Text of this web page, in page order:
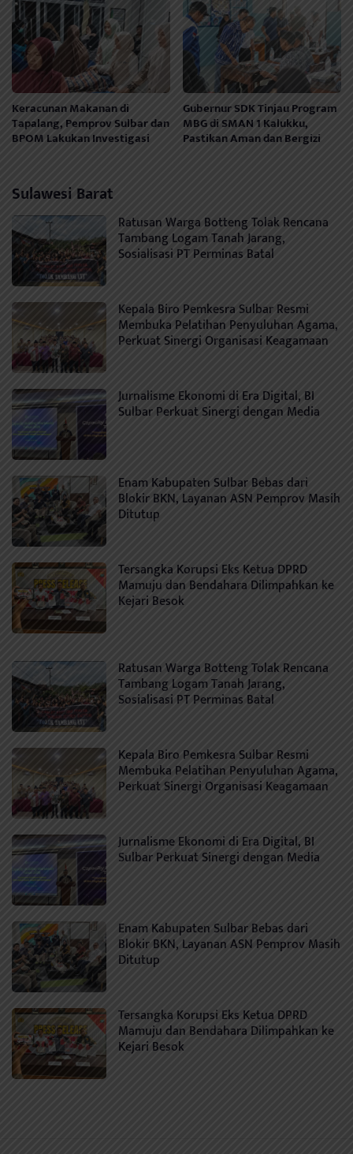
Keracunan Makanan di
Tapalang, Pemprov Sulbar dan
BPOM Lakukan Investigasi
Gubernur SDK Tinjau Program
MBG di SMAN 1 Kalukku,
Pastikan Aman dan Bergizi
Sulawesi Barat
Ratusan Warga Botteng Tolak Rencana
Tambang Logam Tanah Jarang,
Sosialisasi PT Perminas Batal
Kepala Biro Pemkesra Sulbar Resmi
Membuka Pelatihan Penyuluhan Agama,
Perkuat Sinergi Organisasi Keagamaan
Jurnalisme Ekonomi di Era Digital, BI
Sulbar Perkuat Sinergi dengan Media
Enam Kabupaten Sulbar Bebas dari
Blokir BKN, Layanan ASN Pemprov Masih
Ditutup
Tersangka Korupsi Eks Ketua DPRD
Mamuju dan Bendahara Dilimpahkan ke
Kejari Besok
Ratusan Warga Botteng Tolak Rencana
Tambang Logam Tanah Jarang,
Sosialisasi PT Perminas Batal
Kepala Biro Pemkesra Sulbar Resmi
Membuka Pelatihan Penyuluhan Agama,
Perkuat Sinergi Organisasi Keagamaan
Jurnalisme Ekonomi di Era Digital, BI
Sulbar Perkuat Sinergi dengan Media
Enam Kabupaten Sulbar Bebas dari
Blokir BKN, Layanan ASN Pemprov Masih
Ditutup
Tersangka Korupsi Eks Ketua DPRD
Mamuju dan Bendahara Dilimpahkan ke
Kejari Besok